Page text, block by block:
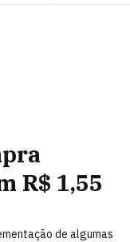
R$ 1,55
de algumas